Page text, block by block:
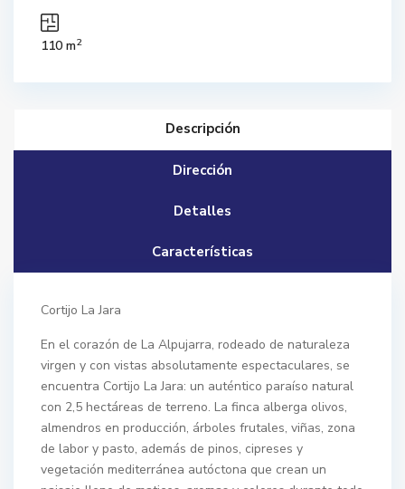
110 m2
Descripción
Dirección
Detalles
Características
Cortijo La Jara
En el corazón de La Alpujarra, rodeado de naturaleza
virgen y con vistas absolutamente espectaculares, se
encuentra Cortijo La Jara: un auténtico paraíso natural
con 2,5 hectáreas de terreno. La finca alberga olivos,
almendros en producción, árboles frutales, viñas, zona
de labor y pasto, además de pinos, cipreses y
vegetación mediterránea autóctona que crean un